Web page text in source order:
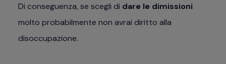
Di conseguenza, se scegli di dare le dimissioni
molto probabilmente non avrai diritto alla
disoccupazione.